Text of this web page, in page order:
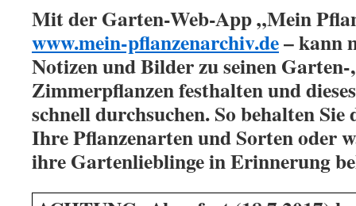
Mit der Garten-Web-App „Mein
www.mein-pflanzenarchiv.de– kann
Notizen und Bilder zu seinen
Zimmerpflanzen festhalten und
schnell durchsuchen. So behalten
Ihre Pflanzenarten und Sorten oder
ihre Gartenlieblinge in Erinnerung